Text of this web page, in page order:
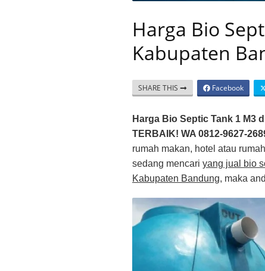
Harga Bio
Kabupaten
SHARE THIS Facebook
Harga Bio Septic Tank 1 M3
TERBAIK! WA 0812-9627-
rumah makan, hotel atau
sedang mencari yang jual bio
Kabupaten Bandung, maka